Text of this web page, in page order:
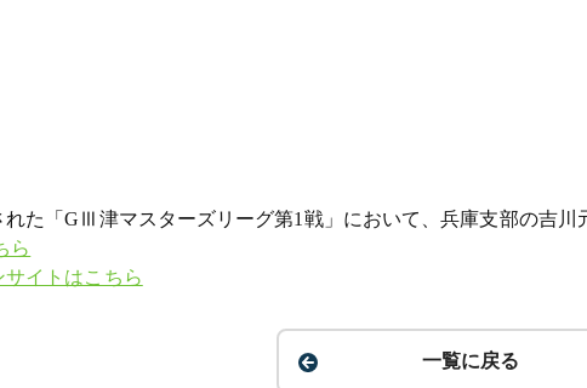
た「GⅢ津マスターズリーグ第1戦」において、兵庫支部の吉川
ら
イトはこちら
一覧に戻る